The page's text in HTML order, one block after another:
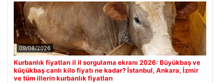
09/08/2026
Kurbanlık fiyatları il il sorgulama ekranı 2026: Büyükbaş ve
küçükbaş canlı kilo fiyatı ne kadar? İstanbul, Ankara, İzmir
ve tüm illerin kurbanlık fiyatları